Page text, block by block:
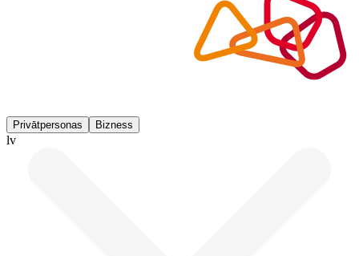
Privātpersonas Bizness
lv